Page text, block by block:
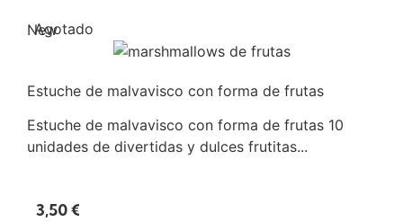
Agotado
New
Estuche de malvavisco con forma de frutas
Estuche de malvavisco con forma de frutas 10
unidades de divertidas y dulces frutitas...
3,50€